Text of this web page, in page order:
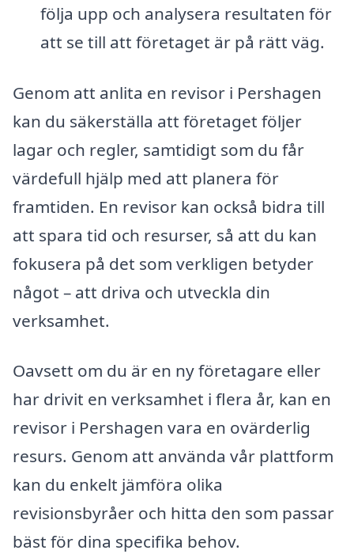
följa upp och analysera resultaten för
att se till att företaget är på rätt väg.
Genom att anlita en revisor i Pershagen
kan du säkerställa att företaget följer
lagar och regler, samtidigt som du får
värdefull hjälp med att planera för
framtiden. En revisor kan också bidra till
att spara tid och resurser, så att du kan
fokusera på det som verkligen betyder
något – att driva och utveckla din
verksamhet.
Oavsett om du är en ny företagare eller
har drivit en verksamhet i flera år, kan en
revisor i Pershagen vara en ovärderlig
resurs. Genom att använda vår plattform
kan du enkelt jämföra olika
revisionsbyråer och hitta den som passar
bäst för dina specifika behov.